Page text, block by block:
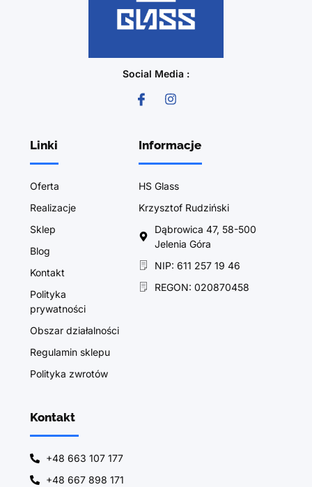
Social Media :
Linki
Oferta
Realizacje
Sklep
Blog
Kontakt
Polityka
prywatności
Obszar działalności
Regulamin sklepu
Polityka zwrotów
Informacje
HS Glass
Krzysztof Rudziński
Dąbrowica 47, 58-500
Jelenia Góra
NIP: 611 257 19 46
REGON: 020870458
Kontakt
+48 663 107 177
+48 667 898 171